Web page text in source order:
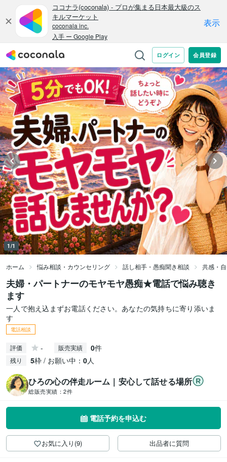
1/1
ホーム 悩み相談・カウンセリング 話し相手・愚痴聞き相談 共感・
夫婦・パートナーのモヤモヤ愚痴★電話で悩み聴き
ます
一人で抱え込まずお電話ください。あなたの気持ちに寄り添いま
す
電話相談
評価 - 販売実績 0件
残り 5枠 / お願い中： 0人
ひろの心の伴走ルーム｜安心して話せる場所
総販売実績： 2件
電話予約を申込む
お気に入り(9) 出品者に質問